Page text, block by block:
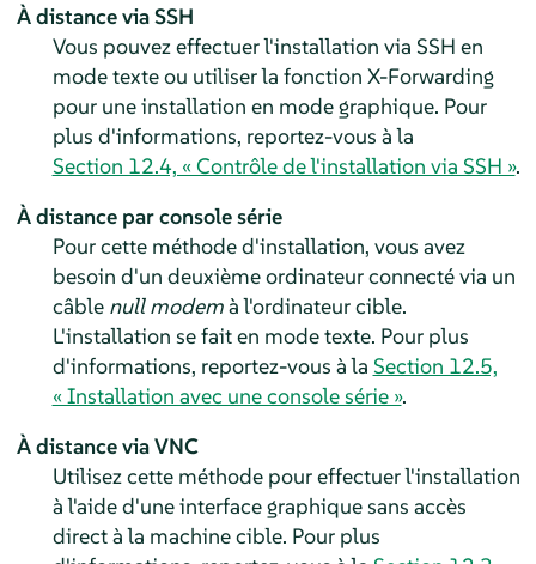
À distance via SSH
Vous pouvez effectuer l'installation via SSH en
mode texte ou utiliser la fonction X-Forwarding
pour une installation en mode graphique. Pour
plus d'informations, reportez-vous à la
Section 12.4, « Contrôle de l'installation via SSH ».
À distance par console série
Pour cette méthode d'installation, vous avez
besoin d'un deuxième ordinateur connecté via un
câble null modemà l'ordinateur cible.
L'installation se fait en mode texte. Pour plus
d'informations, reportez-vous à la Section 12.5,
« Installation avec une console série ».
À distance via VNC
Utilisez cette méthode pour effectuer l'installation
à l'aide d'une interface graphique sans accès
direct à la machine cible. Pour plus